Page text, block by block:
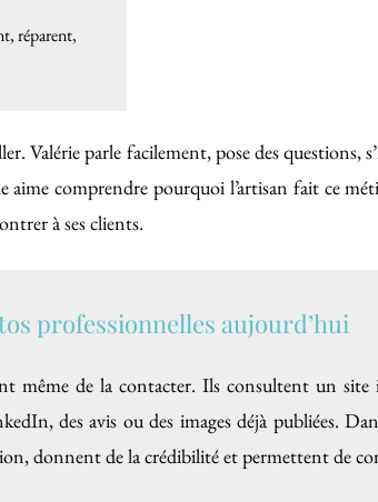
réparent,
Valérie parle facilement, pose des questions,
comprendre pourquoi l’artisan fait ce
à ses clients.
professionnelles aujourd’hui
même de la contacter. Ils consultent un
des avis ou des images déjà publiées.
donnent de la crédibilité et permettent de